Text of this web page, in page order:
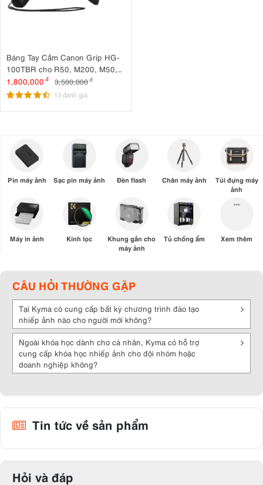
Báng Tay Cầm Canon Grip HG-
100TBR cho R50, M200, M50,
G7 X Mark III, G5 X Mark II
1,800,000 đ 3,500,000đ
13 đánh giá
Pin máy ảnh Sạc pin máy ảnh Đèn flash Chân máy ảnh
Túi đựng máy
ảnh
Máy in ảnh Kính lọc
Khung gắn cho
máy ảnh
Tủ chống ẩm Xem thêm
CÂU HỎI THƯỜNG GẶP
Tại Kyma có cung cấp bất kỳ chương trình đào tạo
nhiếp ảnh nào cho người mới không?
Ngoài khóa học dành cho cá nhân, Kyma có hỗ trợ
cung cấp khóa học nhiếp ảnh cho đội nhóm hoặc
doanh nghiệp không?
Tin tức về sản phẩm
Hỏi và đáp